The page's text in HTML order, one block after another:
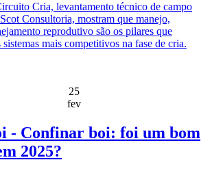
Cria, levantamento técnico de campo
Consultoria, mostram que manejo,
reprodutivo são os pilares que
mais competitivos na fase de cria.
25
fev
- Confinar boi: foi um bom
2025?